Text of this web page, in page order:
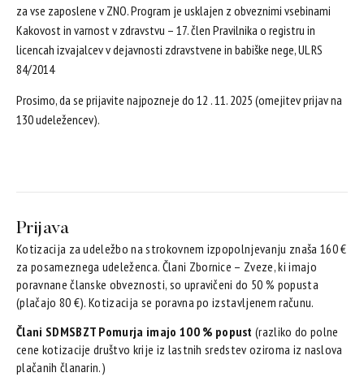
za vse zaposlene v ZNO. Program je usklajen z obveznimi vsebinami
Kakovost in varnost v zdravstvu – 17. člen Pravilnika o registru in
licencah izvajalcev v dejavnosti zdravstvene in babiške nege, UL RS
84/2014
Prosimo, da se prijavite najpozneje do 12 . 11. 2025 (omejitev prijav na
130 udeležencev).
Prijava
Kotizacija za udeležbo na strokovnem izpopolnjevanju znaša 160 €
za posameznega udeleženca. Člani Zbornice – Zveze, ki imajo
poravnane članske obveznosti, so upravičeni do 50 % popusta
(plačajo 80 €). Kotizacija se poravna po izstavljenem računu.
Člani SDMSBZT Pomurja imajo 100 % popust (razliko do polne
cene kotizacije društvo krije iz lastnih sredstev oziroma iz naslova
plačanih članarin.)